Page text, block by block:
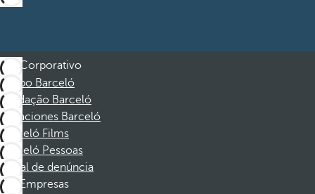
Corporativo
Grupo Barceló
Fundação Barceló
Vacaciones Barceló
Barceló Films
Barceló Pessoas
Canal de denúncia
Empresas